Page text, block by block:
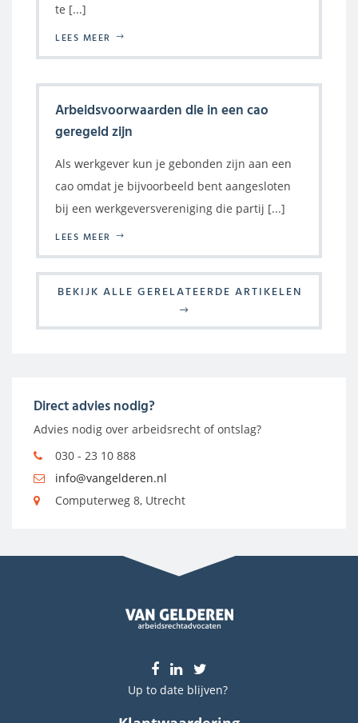
te [...]
LEES MEER
Arbeidsvoorwaarden die in een cao
geregeld zijn
Als werkgever kun je gebonden zijn aan een
cao omdat je bijvoorbeeld bent aangesloten
bij een werkgeversvereniging die partij [...]
LEES MEER
BEKIJK ALLE GERELATEERDE ARTIKELEN
Direct advies nodig?
Advies nodig over arbeidsrecht of ontslag?
030 - 23 10 888
info@vangelderen.nl
Computerweg 8, Utrecht
Up to date blijven?